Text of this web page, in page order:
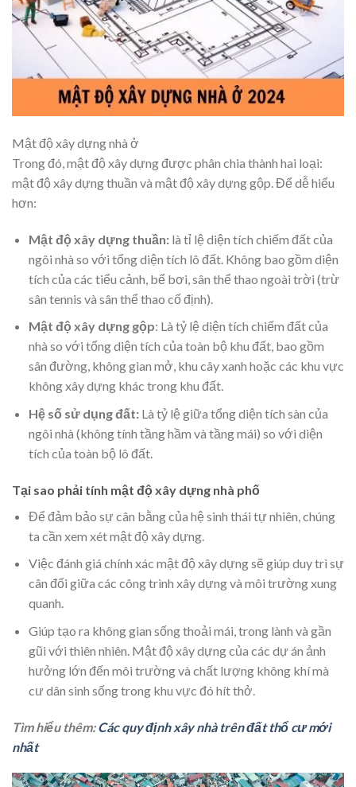
Mật độ xây dựng nhà ở
Trong đó, mật độ xây dựng được phân chia thành hai loại:
mật độ xây dựng thuần và mật độ xây dựng gộp. Để dễ hiểu
hơn:
Mật độ xây dựng thuần:là tỉ lệ diện tích chiếm đất của
ngôi nhà so với tổng diện tích lô đất. Không bao gồm diện
tích của các tiểu cảnh, bể bơi, sân thể thao ngoài trời (trừ
sân tennis và sân thể thao cố định).
Mật độ xây dựng gộp: Là tỷ lệ diện tích chiếm đất của
nhà so với tổng diện tích của toàn bộ khu đất, bao gồm
sân đường, không gian mở, khu cây xanh hoặc các khu vực
không xây dựng khác trong khu đất.
Hệ số sử dụng đất:Là tỷ lệ giữa tổng diện tích sàn của
ngôi nhà (không tính tầng hầm và tầng mái) so với diện
tích của toàn bộ lô đất.
Tại sao phải tính mật độ xây dựng nhà phố
Để đảm bảo sự cân bằng của hệ sinh thái tự nhiên, chúng
ta cần xem xét mật độ xây dựng.
Việc đánh giá chính xác mật độ xây dựng sẽ giúp duy trì sự
cân đối giữa các công trình xây dựng và môi trường xung
quanh.
Giúp tạo ra không gian sống thoải mái, trong lành và gần
gũi với thiên nhiên. Mật độ xây dựng của các dự án ảnh
hưởng lớn đến môi trường và chất lượng không khí mà
cư dân sinh sống trong khu vực đó hít thở.
Tìm hiểu thêm:Các quy định xây nhà trên đất thổ cư mới
nhất